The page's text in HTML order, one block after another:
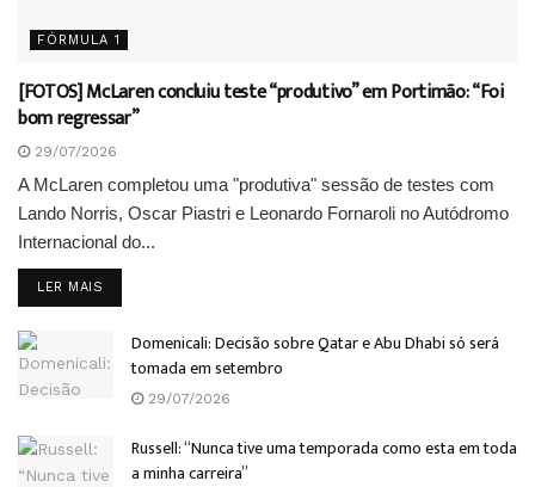
FÓRMULA 1
[FOTOS] McLaren concluiu teste “produtivo” em Portimão: “Foi
bom regressar”
29/07/2026
A McLaren completou uma "produtiva" sessão de testes com
Lando Norris, Oscar Piastri e Leonardo Fornaroli no Autódromo
Internacional do...
LER MAIS
Domenicali: Decisão sobre Qatar e Abu Dhabi só será
tomada em setembro
29/07/2026
Russell: “Nunca tive uma temporada como esta em toda
a minha carreira”